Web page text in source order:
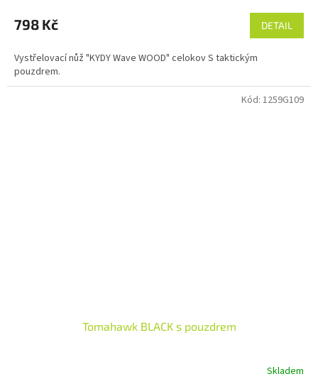
produktu
je
z
5
hvězdiček.
798 Kč DETAIL
Vystřelovací nůž "KYDY Wave WOOD" celokov S taktickým
pouzdrem.
Tomahawk BLACK s pouzdrem
Skladem
Kód: 1259G109